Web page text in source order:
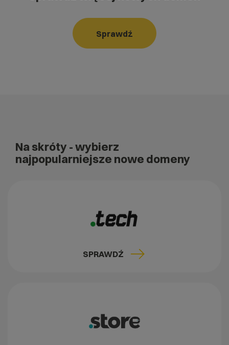
Sprawdź
Na skróty - wybierz
najpopularniejsze nowe domeny
SPRAWDŹ